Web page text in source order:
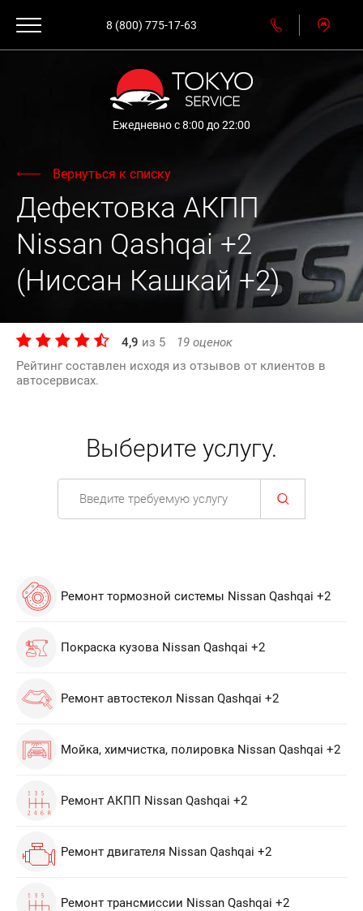
8 (800) 775-17-63
Ежедневно с 8:00 до 22:00
Вернуться к списку
Дефектовка АКПП
Nissan Qashqai +2
(Ниссан Кашкай +2)
4,9 из 5 19 оценок
Рейтинг составлен исходя из отзывов от клиентов в
автосервисах.
Выберите услугу.
Ремонт тормозной системы Nissan Qashqai +2
Покраска кузова Nissan Qashqai +2
Ремонт автостекол Nissan Qashqai +2
Мойка, химчистка, полировка Nissan Qashqai +2
Ремонт АКПП Nissan Qashqai +2
Ремонт двигателя Nissan Qashqai +2
Ремонт трансмиссии Nissan Qashqai +2